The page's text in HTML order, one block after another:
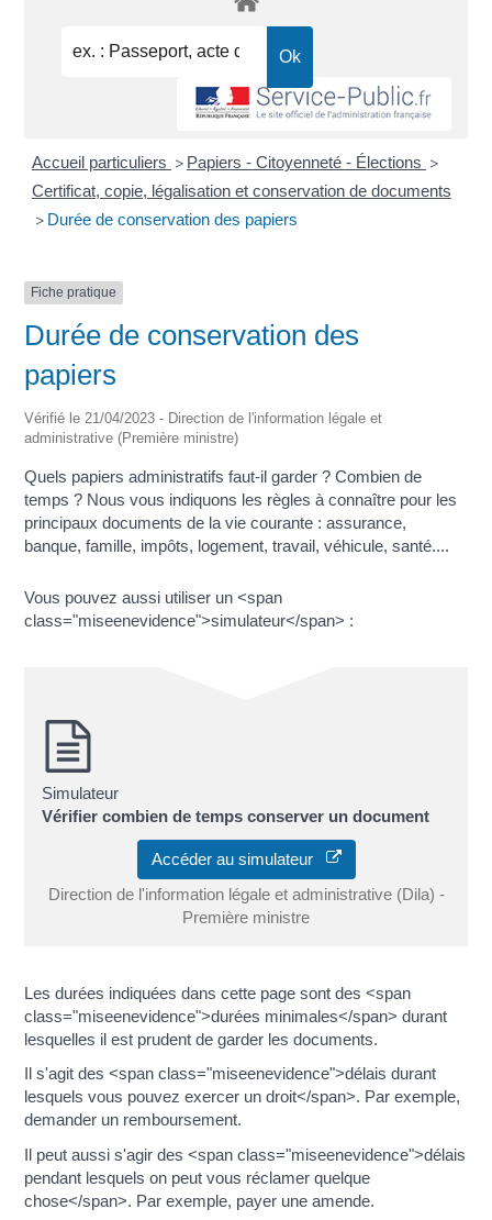
Accueil particuliers > Papiers - Citoyenneté - Élections >
Certificat, copie, légalisation et conservation de documents
> Durée de conservation des papiers
Fiche pratique
Durée de conservation des
papiers
Vérifié le 21/04/2023 - Direction de l'information légale et
administrative (Première ministre)
Quels papiers administratifs faut-il garder ? Combien de
temps ? Nous vous indiquons les règles à connaître pour les
principaux documents de la vie courante : assurance,
banque, famille, impôts, logement, travail, véhicule, santé....
Vous pouvez aussi utiliser un <span
class="miseenevidence">simulateur</span> :
Simulateur
Vérifier combien de temps conserver un document
Accéder au simulateur
Direction de l'information légale et administrative (Dila) -
Première ministre
Les durées indiquées dans cette page sont des <span
class="miseenevidence">durées minimales</span> durant
lesquelles il est prudent de garder les documents.
Il s'agit des <span class="miseenevidence">délais durant
lesquels vous pouvez exercer un droit</span>. Par exemple,
demander un remboursement.
Il peut aussi s'agir des <span class="miseenevidence">délais
pendant lesquels on peut vous réclamer quelque
chose</span>. Par exemple, payer une amende.